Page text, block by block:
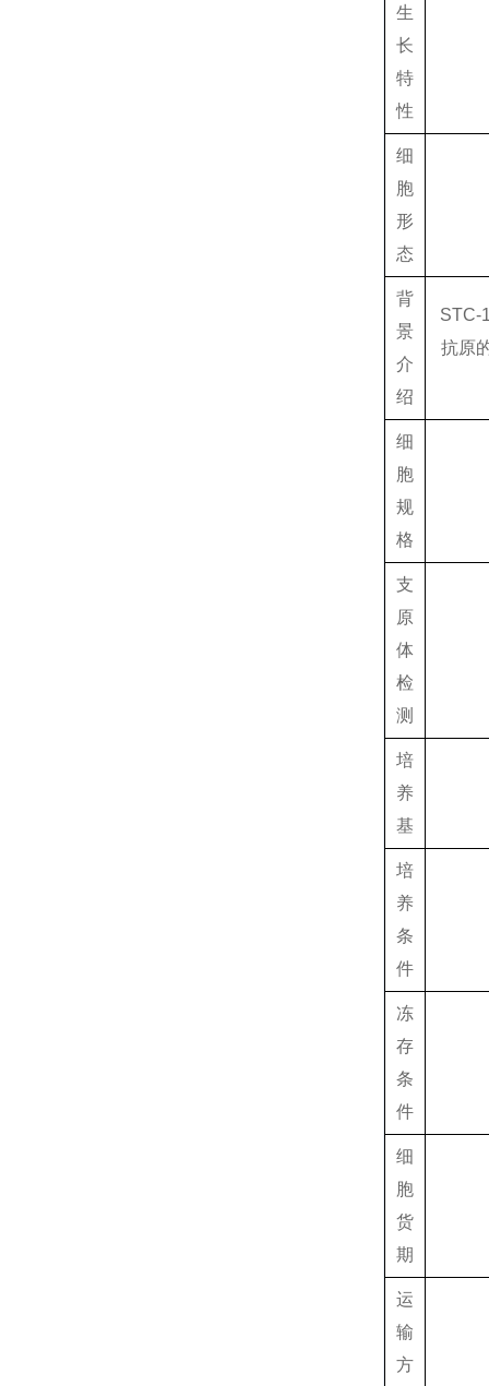
生
长
特
性
细
胞
形
态
背
景
介
绍
STC-
抗原
细
胞
规
格
支
原
体
检
测
培
养
基
培
养
条
件
冻
存
条
件
细
胞
货
期
运
输
方